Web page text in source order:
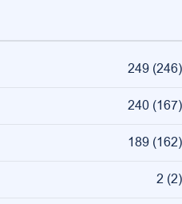
249 (246)
240 (167)
189 (162)
2 (2)